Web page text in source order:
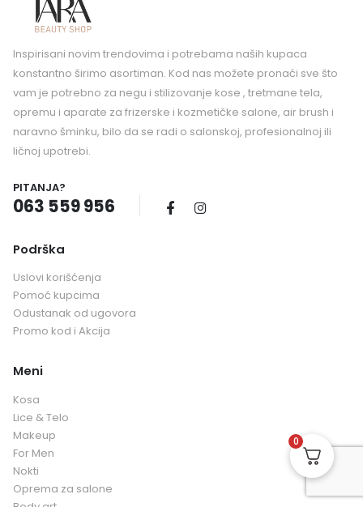
Inspirisani novim trendovima i potrebama naših kupaca
konstantno širimo asortiman. Kod nas možete pronaći sve što
vam je potrebno za negu i stilizovanje kose , tretmane tela,
opremu i aparate za frizerske i kozmetičke salone, air brush i
naravno šminku, bilo da se radi o salonskoj, profesionalnoj ili
ličnoj upotrebi.
PITANJA?
063 559 956
Podrška
Uslovi korišćenja
Pomoć kupcima
Odustanak od ugovora
Promo kod i Akcija
Meni
Kosa
Lice & Telo
Makeup
For Men
Nokti
Oprema za salone
0